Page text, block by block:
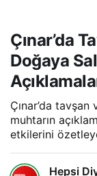
Çınar’da
Doğaya
Çınar’da
muhtarın
etkilerini
Hepsi